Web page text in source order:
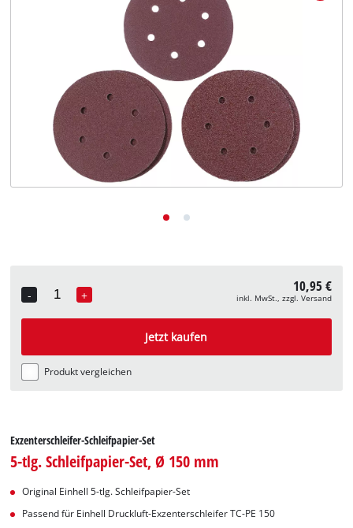
English
-
Quantity
+ 10,95 €
inkl. MwSt., zzgl. Versand
Jetzt kaufen
Produkt vergleichen
Exzenterschleifer-Schleifpapier-Set
5-tlg. Schleifpapier-Set, Ø 150 mm
Original Einhell 5-tlg. Schleifpapier-Set
Passend für Einhell Druckluft-Exzenterschleifer TC-PE 150